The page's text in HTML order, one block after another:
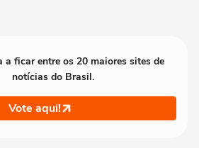
a ficar entre os 20 maiores sites de
notícias do Brasil.
Vote aqui!